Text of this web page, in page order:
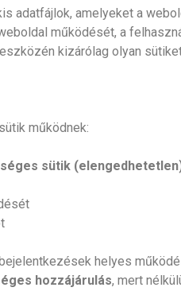
adatfájlok, amelyeket a
működését, a
kizárólag olyan
működnek:
sütik
helyes
hozzájárulás, mert